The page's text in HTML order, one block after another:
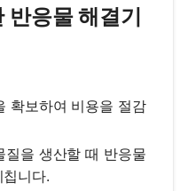
반응물 해결기
확보하여 비용을 절감
질을 생산할 때 반응물
니다.